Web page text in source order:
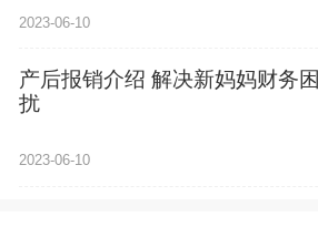
2023-06-10
产后报销介绍 解决新妈妈财务困
扰
2023-06-10